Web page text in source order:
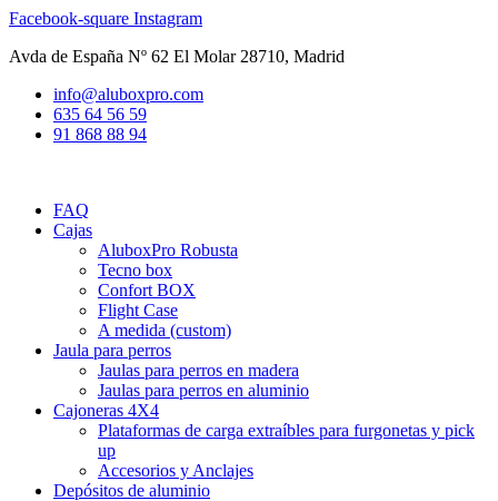
Ir
contenido
Facebook-square Instagram
Avda de España Nº 62 El Molar 28710, Madrid
info@aluboxpro.com
635 64 56 59
91 868 88 94
FAQ
Cajas
AluboxPro Robusta
Tecno box
Confort BOX
Flight Case
A medida (custom)
Jaula para perros
Jaulas para perros en madera
Jaulas para perros en aluminio
Cajoneras 4X4
Plataformas de carga extraíbles para furgonetas y pick
up
Accesorios y Anclajes
Depósitos de aluminio